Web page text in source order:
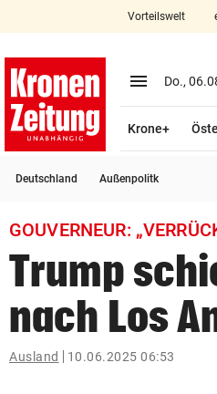
account_circle Anmelden
bookmark
search
Suchbegriff
eingeben
Vorteilswelt
menu Menü
Do.,
Krone+
Deutschland Außenpolitk
GOUVERNEUR:
Trump
nach Los
Ausland 10.06.2025 06:53